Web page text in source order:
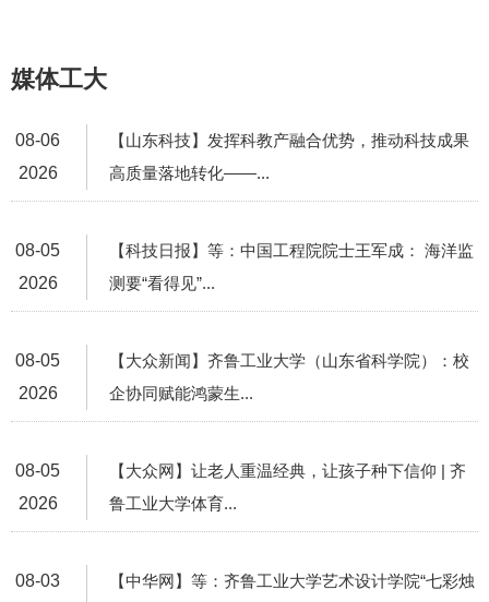
媒体工大
08-06
2026
【山东科技】发挥科教产融合优势，推动科技成果
高质量落地转化——...
08-05
2026
【科技日报】等：中国工程院院士王军成： 海洋监
测要“看得见”...
08-05
2026
【大众新闻】齐鲁工业大学（山东省科学院）：校
企协同赋能鸿蒙生...
08-05
2026
【大众网】让老人重温经典，让孩子种下信仰 | 齐
鲁工业大学体育...
08-03
【中华网】等：齐鲁工业大学艺术设计学院“七彩烛